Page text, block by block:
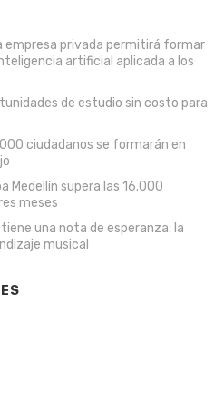
empresa privada permitirá formar
artificial aplicada a los
de estudio sin costo para
ciudadanos se formarán en
Medellín supera las 16.000
meses
una nota de esperanza: la
musical